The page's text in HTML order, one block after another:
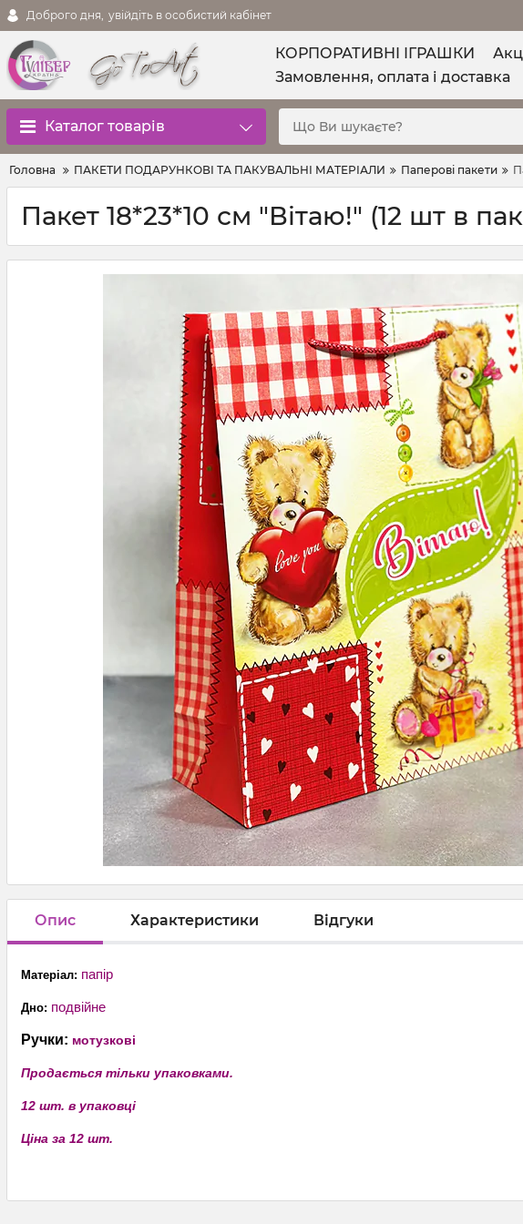
Доброго дня, увійдіть в особистий кабінет
КОРПОРАТИВНІ ІГРАШКИ
Замовлення, оплата і доставка
Каталог товарів
Головна ПАКЕТИ ПОДАРУНКОВІ ТА ПАКУВАЛЬНІ МАТЕРІАЛИ Паперові пакети
Пакет 18*23*10 см "Вітаю!" (12 шт в
Опис Характеристики Відгуки
Матеріал: папір
Дно: подвійне
Ручки: мотузкові
Продається тільки упаковками.
12 шт. в упаковці
Ціна за 12 шт.